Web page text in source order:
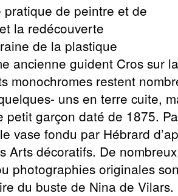
pratique de peintre et de
la redécouverte
de la plastique
ancienne guident Cros sur
monochromes restent
uns en terre cuite,
petit garçon daté de 1875.
vase fondu par Hébrard
Arts décoratifs. De
photographies originales
du buste de Nina de Vilars.